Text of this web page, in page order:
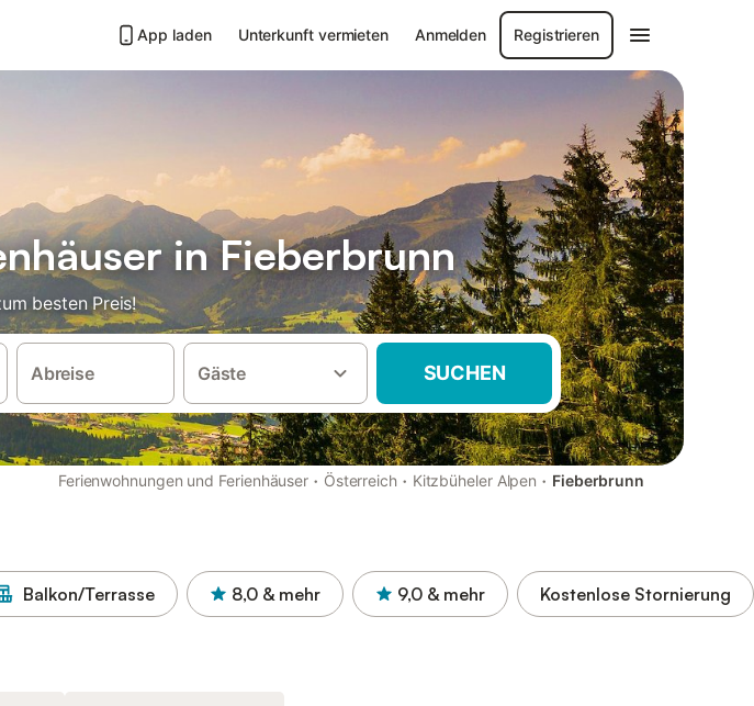
App laden Unterkunft vermieten Anmelden Registrieren
in Fieberbrunn
besten Preis!
Abreise Gäste SUCHEN
Ferienwohnungen und Ferienhäuser · Österreich · Kitzbüheler Alpen · Fieberbrunn
Balkon/Terrasse 8,0 & mehr 9,0 & mehr Kostenlose Stornierung